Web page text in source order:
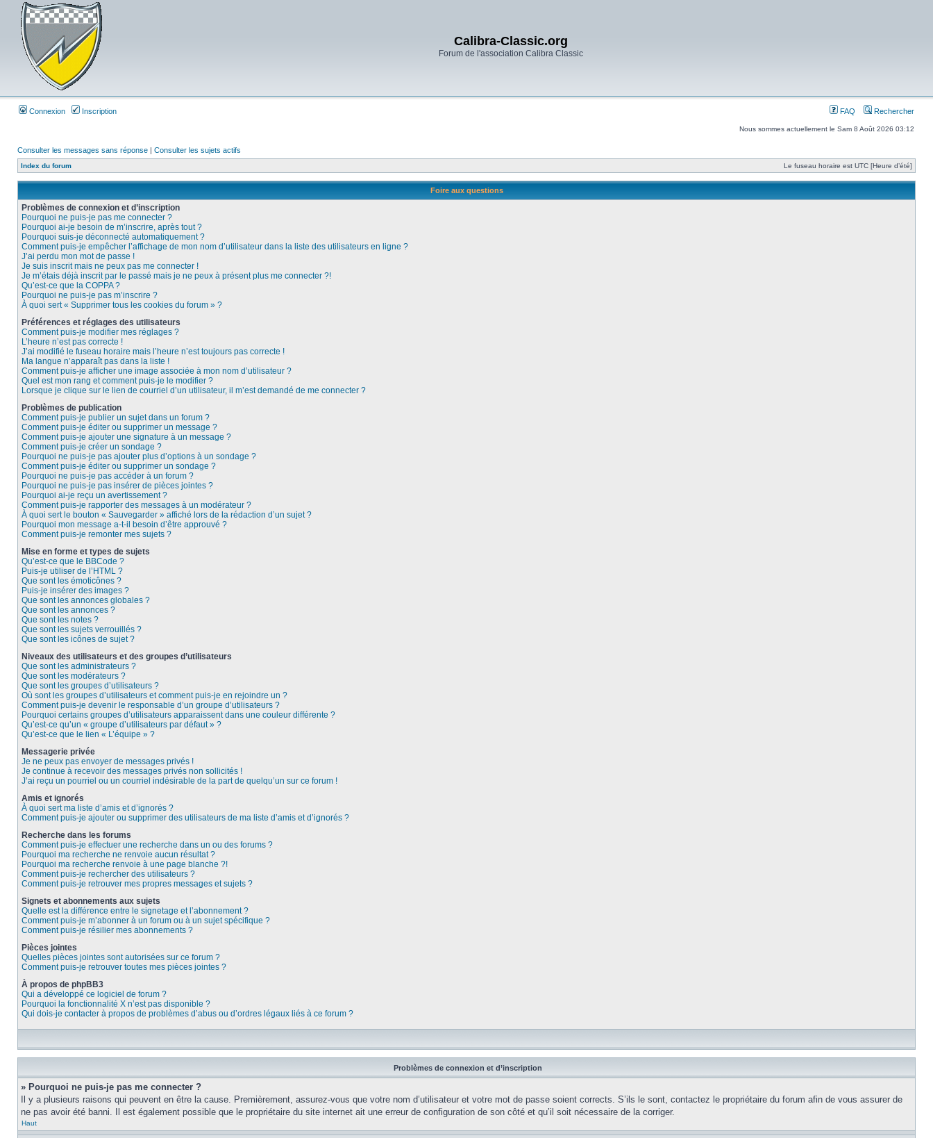
Calibra-Classic.org
Forum de l'association Calibra Classic
Connexion Inscription FAQ Rechercher
Nous sommes actuellement le Sam 8 Août 2026 03:12
Consulter les messages sans réponse | Consulter les sujets actifs
Index du forum Le fuseau horaire est UTC [Heure d’été]
Foire aux questions
Problèmes de connexion et d’inscription
Pourquoi ne puis-je pas me connecter ?
Pourquoi ai-je besoin de m’inscrire, après tout ?
Pourquoi suis-je déconnecté automatiquement ?
Comment puis-je empêcher l’affichage de mon nom d’utilisateur dans la liste des utilisateurs en ligne ?
J’ai perdu mon mot de passe !
Je suis inscrit mais ne peux pas me connecter !
Je m’étais déjà inscrit par le passé mais je ne peux à présent plus me connecter ?!
Qu’est-ce que la COPPA ?
Pourquoi ne puis-je pas m’inscrire ?
À quoi sert « Supprimer tous les cookies du forum » ?
Préférences et réglages des utilisateurs
Comment puis-je modifier mes réglages ?
L’heure n’est pas correcte !
J’ai modifié le fuseau horaire mais l’heure n’est toujours pas correcte !
Ma langue n’apparaît pas dans la liste !
Comment puis-je afficher une image associée à mon nom d’utilisateur ?
Quel est mon rang et comment puis-je le modifier ?
Lorsque je clique sur le lien de courriel d’un utilisateur, il m’est demandé de me connecter ?
Problèmes de publication
Comment puis-je publier un sujet dans un forum ?
Comment puis-je éditer ou supprimer un message ?
Comment puis-je ajouter une signature à un message ?
Comment puis-je créer un sondage ?
Pourquoi ne puis-je pas ajouter plus d’options à un sondage ?
Comment puis-je éditer ou supprimer un sondage ?
Pourquoi ne puis-je pas accéder à un forum ?
Pourquoi ne puis-je pas insérer de pièces jointes ?
Pourquoi ai-je reçu un avertissement ?
Comment puis-je rapporter des messages à un modérateur ?
À quoi sert le bouton « Sauvegarder » affiché lors de la rédaction d’un sujet ?
Pourquoi mon message a-t-il besoin d’être approuvé ?
Comment puis-je remonter mes sujets ?
Mise en forme et types de sujets
Qu’est-ce que le BBCode ?
Puis-je utiliser de l’HTML ?
Que sont les émoticônes ?
Puis-je insérer des images ?
Que sont les annonces globales ?
Que sont les annonces ?
Que sont les notes ?
Que sont les sujets verrouillés ?
Que sont les icônes de sujet ?
Niveaux des utilisateurs et des groupes d’utilisateurs
Que sont les administrateurs ?
Que sont les modérateurs ?
Que sont les groupes d’utilisateurs ?
Où sont les groupes d’utilisateurs et comment puis-je en rejoindre un ?
Comment puis-je devenir le responsable d’un groupe d’utilisateurs ?
Pourquoi certains groupes d’utilisateurs apparaissent dans une couleur différente ?
Qu’est-ce qu’un « groupe d’utilisateurs par défaut » ?
Qu’est-ce que le lien « L’équipe » ?
Messagerie privée
Je ne peux pas envoyer de messages privés !
Je continue à recevoir des messages privés non sollicités !
J’ai reçu un pourriel ou un courriel indésirable de la part de quelqu’un sur ce forum !
Amis et ignorés
À quoi sert ma liste d’amis et d’ignorés ?
Comment puis-je ajouter ou supprimer des utilisateurs de ma liste d’amis et d’ignorés ?
Recherche dans les forums
Comment puis-je effectuer une recherche dans un ou des forums ?
Pourquoi ma recherche ne renvoie aucun résultat ?
Pourquoi ma recherche renvoie à une page blanche ?!
Comment puis-je rechercher des utilisateurs ?
Comment puis-je retrouver mes propres messages et sujets ?
Signets et abonnements aux sujets
Quelle est la différence entre le signetage et l’abonnement ?
Comment puis-je m’abonner à un forum ou à un sujet spécifique ?
Comment puis-je résilier mes abonnements ?
Pièces jointes
Quelles pièces jointes sont autorisées sur ce forum ?
Comment puis-je retrouver toutes mes pièces jointes ?
À propos de phpBB3
Qui a développé ce logiciel de forum ?
Pourquoi la fonctionnalité X n’est pas disponible ?
Qui dois-je contacter à propos de problèmes d’abus ou d’ordres légaux liés à ce forum ?
Problèmes de connexion et d’inscription
» Pourquoi ne puis-je pas me connecter ?
Il y a plusieurs raisons qui peuvent en être la cause. Premièrement, assurez-vous que votre nom d’utilisateur et votre mot de passe soient corrects. S’ils le sont, contactez le propriétaire du forum afin de vous assurer de
ne pas avoir été banni. Il est également possible que le propriétaire du site internet ait une erreur de configuration de son côté et qu’il soit nécessaire de la corriger.
Haut